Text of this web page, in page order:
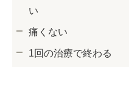
い
痛くない
1回の治療で終わる